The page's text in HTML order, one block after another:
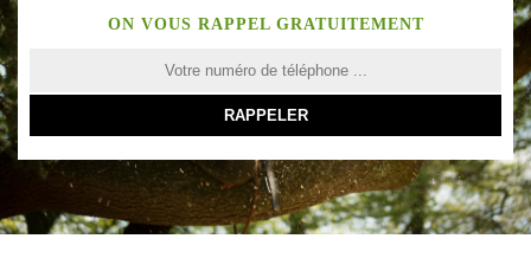
ON VOUS RAPPEL GRATUITEMENT